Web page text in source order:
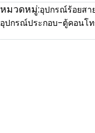
หมวดหมู่:อุปกรณ์ร้อยสา
อุปกรณ์ประกอบ-ตู้คอนโ